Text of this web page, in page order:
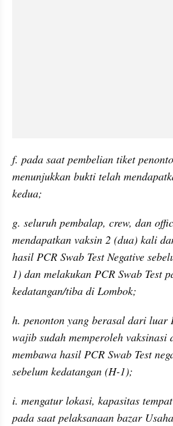
f. pada saat pembelian tiket
menunjukkan bukti telah
kedua;
g. seluruh pembalap, crew, dan
mendapatkan vaksin 2 (dua) kali
hasil PCR Swab Test Negative
1) dan melakukan PCR Swab Test
kedatangan/tiba di Lombok;
h. penonton yang berasal dari luar
wajib sudah memperoleh vaksinasi
membawa hasil PCR Swab Test
sebelum kedatangan (H-1);
i. mengatur lokasi, kapasitas
pada saat pelaksanaan bazar